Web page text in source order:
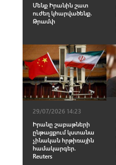
Մենք Իրանին շատ
ուժեղ կհարվածենք.
Թրամփ
29/07/2026 14:23
Իրանը շաբաթների
ընթացքում կստանա
չինական hրթիռային
համակարգեր.
Reuters